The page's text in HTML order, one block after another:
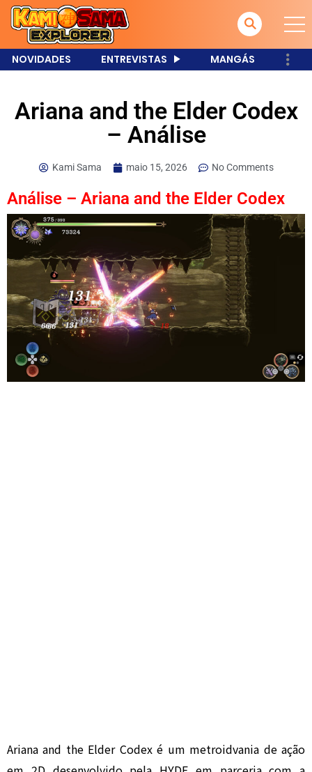
NOVIDADES ENTREVISTAS MANGÁS
Ariana and the Elder Codex
– Análise
Kami Sama maio 15, 2026 No Comments
Análise – Ariana and the Elder Codex
Ariana and the Elder Codex é um metroidvania de ação